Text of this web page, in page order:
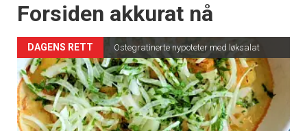
Forsiden akkurat nå
DAGENS RETT Ostegratinerte nypoteter med løksalat